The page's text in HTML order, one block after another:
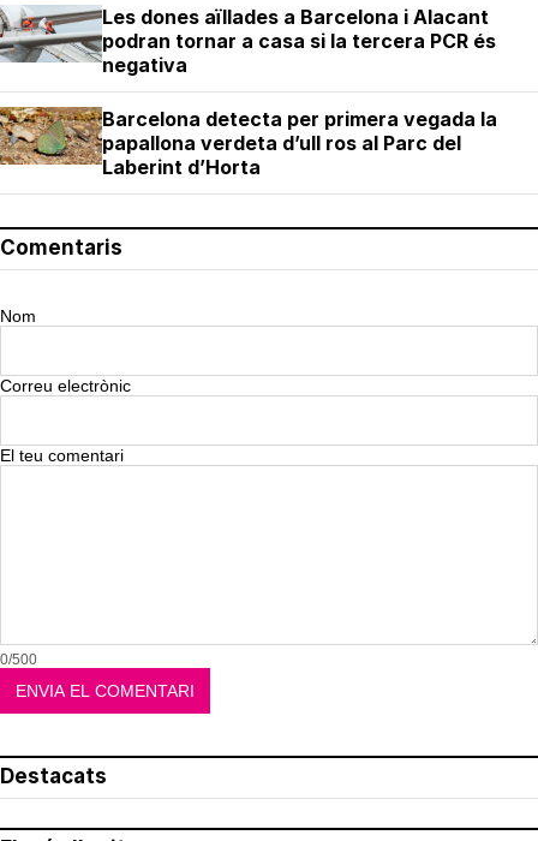
Les dones aïllades a Barcelona i Alacant
podran tornar a casa si la tercera PCR és
negativa
Barcelona detecta per primera vegada la
papallona verdeta d’ull ros al Parc del
Laberint d’Horta
Comentaris
Nom
Correu electrònic
El teu comentari
0/500
Destacats